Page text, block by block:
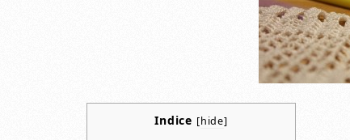
Indice [hide]